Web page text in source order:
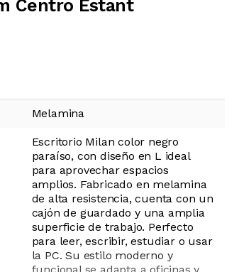
Centro Estant
Melamina
Escritorio Milan color negro
paraíso, con diseño en L ideal
para aprovechar espacios
amplios. Fabricado en melamina
de alta resistencia, cuenta con un
cajón de guardado y una amplia
superficie de trabajo. Perfecto
para leer, escribir, estudiar o usar
la PC. Su estilo moderno y
funcional se adapta a oficinas y